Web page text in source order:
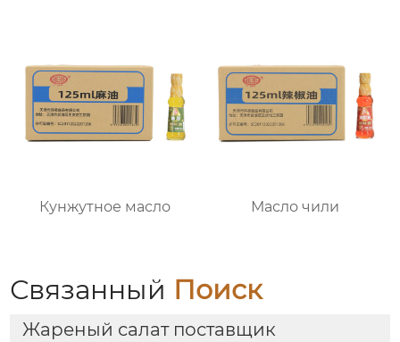
Кунжутное масло Масло чили
Связанный Поиск
Жареный салат поставщик